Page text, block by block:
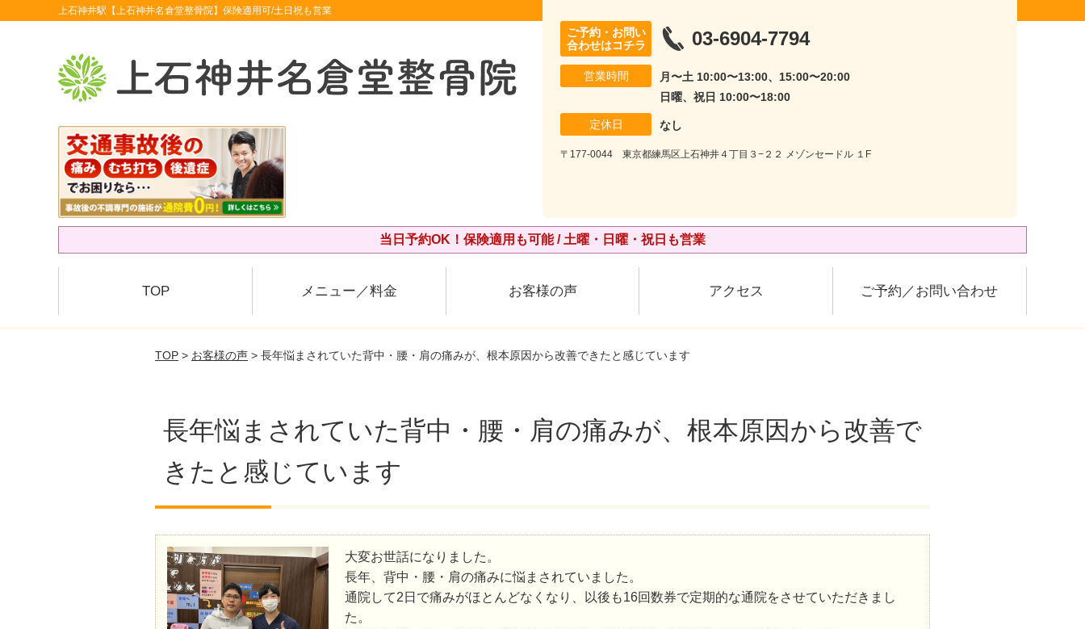
上石神井駅【上石神井名倉堂整骨院】保険適用可/土日祝も営業
ご予約・お問い
合わせはコチラ
03-6904-7794
営業時間
月〜土 10:00〜13:00、15:00〜20:00
日曜、祝日 10:00〜18:00
定休日 なし
〒177-0044 東京都練馬区上石神井４丁目３−２２ メゾンセードル １F
当日予約OK！保険適用も可能 / 土曜・日曜・祝日も営業
TOP メニュー／料金 お客様の声 アクセス ご予約／お問い合わせ
TOP > お客様の声 > 長年悩まされていた背中・腰・肩の痛みが、根本原因から改善できたと感じています
長年悩まされていた背中・腰・肩の痛みが、根本原因から改善で
きたと感じています
大変お世話になりました。
長年、背中・腰・肩の痛みに悩まされていました。
通院して2日で痛みがほとんどなくなり、以後も16回数券で定期的な通院をさせていただきまし
た。